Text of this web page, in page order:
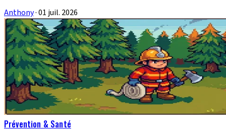
Anthony·01 juil. 2026
Prévention & Santé